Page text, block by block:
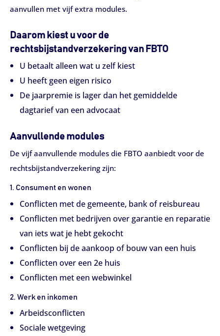
aanvullen met vijf extra modules.
Daarom kiest u voor de
rechtsbijstandverzekering van FBTO
U betaalt alleen wat u zelf kiest
U heeft geen eigen risico
De jaarpremie is lager dan het gemiddelde
dagtarief van een advocaat
Aanvullende modules
De vijf aanvullende modules die FBTO aanbiedt voor de
rechtsbijstandverzekering zijn:
1. Consument en wonen
Conflicten met de gemeente, bank of reisbureau
Conflicten met bedrijven over garantie en reparatie
van iets wat je hebt gekocht
Conflicten bij de aankoop of bouw van een huis
Conflicten over een 2e huis
Conflicten met een webwinkel
2. Werk en inkomen
Arbeidsconflicten
Sociale wetgeving